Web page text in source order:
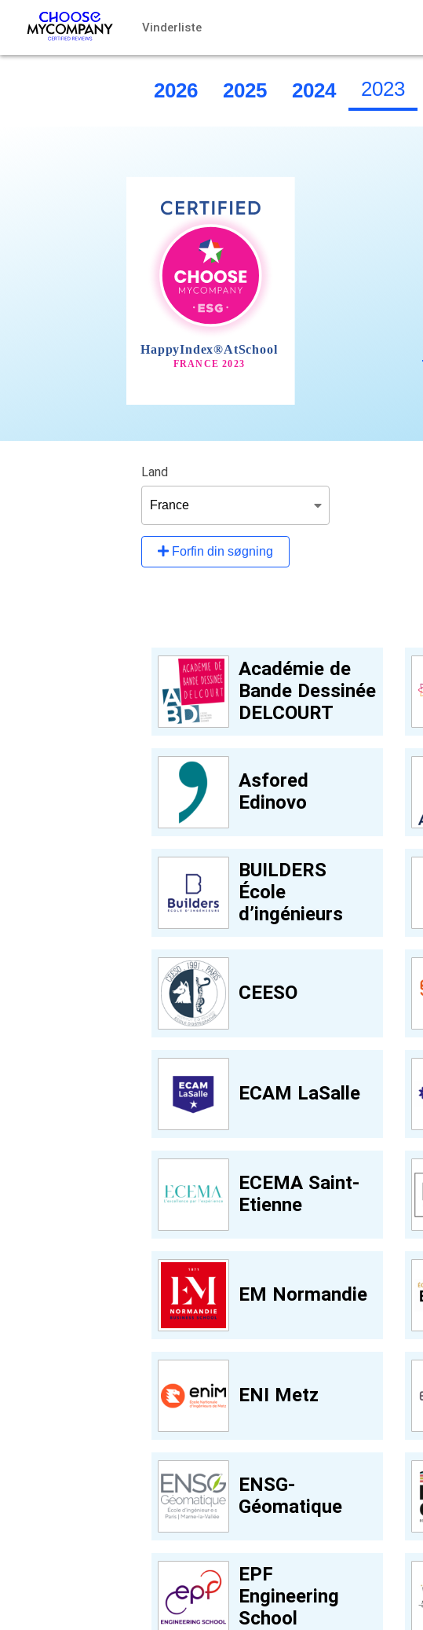
Vinderliste
2026 2025 2024 2023
Land
Forfin din søgning
Académie de
Bande Dessinée
DELCOURT
Asfored
Edinovo
BUILDERS
École
d’ingénieurs
CEESO
ECAM LaSalle
ECEMA Saint-
Etienne
EM Normandie
ENI Metz
ENSG-
Géomatique
EPF
Engineering
School